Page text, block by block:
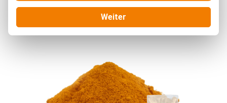
Weiter